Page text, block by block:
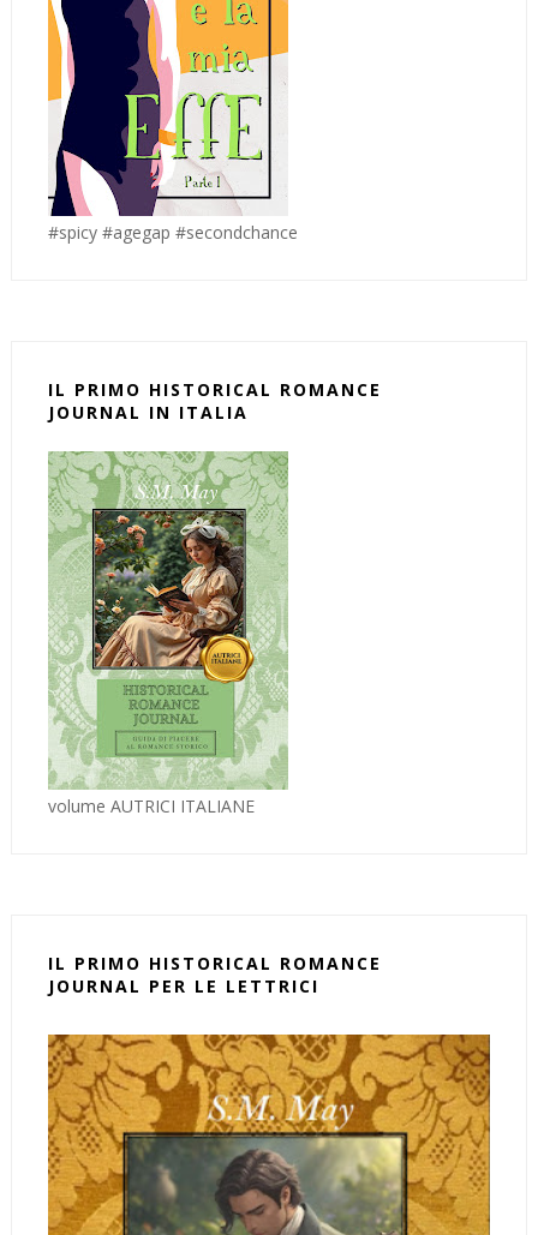
#spicy #agegap #secondchance
IL PRIMO HISTORICAL ROMANCE
JOURNAL IN ITALIA
volume AUTRICI ITALIANE
IL PRIMO HISTORICAL ROMANCE
JOURNAL PER LE LETTRICI